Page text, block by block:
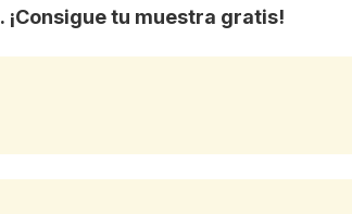
. ¡Consigue tu muestra gratis!